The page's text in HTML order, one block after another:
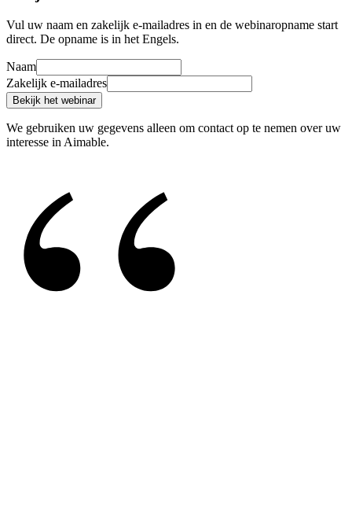
Vul uw naam en zakelijk e-mailadres in en de webinaropname start
direct. De opname is in het Engels.
Naam
Zakelijk e-mailadres
Bekijk het webinar
We gebruiken uw gegevens alleen om contact op te nemen over uw
interesse in Aimable.
“